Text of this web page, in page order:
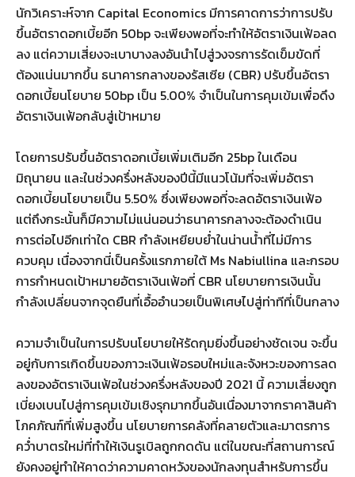
นักวิเคราะห์จาก Capital Economics มีการคาดการว่าการปรับ
ขึ้นอัตราดอกเบี้ยอีก 50bp จะเพียงพอที่จะทำให้อัตราเงินเฟ้อลด
ลง แต่ความเสี่ยงจะเบาบางลงอันนำไปสู่วงจรการรัดเข็มขัดที่
ต้องแน่นมากขึ้น ธนาคารกลางของรัสเซีย (CBR) ปรับขึ้นอัตรา
ดอกเบี้ยนโยบาย 50bp เป็น 5.00% จำเป็นในการคุมเข้มเพื่อดึง
อัตราเงินเฟ้อกลับสู่เป้าหมาย
โดยการปรับขึ้นอัตราดอกเบี้ยเพิ่มเติมอีก 25bp ในเดือน
มิถุนายน และในช่วงครึ่งหลังของปีนี้มีแนวโน้มที่จะเพิ่มอัตรา
ดอกเบี้ยนโยบายเป็น 5.50% ซึ่งเพียงพอที่จะลดอัตราเงินเฟ้อ
แต่ถึงกระนั้นก็มีความไม่แน่นอนว่าธนาคารกลางจะต้องดำเนิน
การต่อไปอีกเท่าใด CBR กำลังเหยียบย่ำในน่านน้ำที่ไม่มีการ
ควบคุม เนื่องจากนี่เป็นครั้งแรกภายใต้ Ms Nabiullina และกรอบ
การกำหนดเป้าหมายอัตราเงินเฟ้อที่ CBR นโยบายการเงินนั้น
กำลังเปลี่ยนจากจุดยืนที่เอื้ออำนวยเป็นพิเศษไปสู่ท่าทีที่เป็นกลาง
ความจำเป็นในการปรับนโยบายให้รัดกุมยิ่งขึ้นอย่างชัดเจน จะขึ้น
อยู่กับการเกิดขึ้นของภาวะเงินเฟ้อรอบใหม่และจังหวะของการลด
ลงของอัตราเงินเฟ้อในช่วงครึ่งหลังของปี 2021 นี้ ความเสี่ยงถูก
เบี่ยงเบนไปสู่การคุมเข้มเชิงรุกมากขึ้นอันเนื่องมาจากราคาสินค้า
โภคภัณฑ์ที่เพิ่มสูงขึ้น นโยบายการคลังที่คลายตัวและมาตรการ
คว่ำบาตรใหม่ที่ทำให้เงินรูเบิลถูกกดดัน แต่ในขณะที่สถานการณ์
ยังคงอยู่ทำให้คาดว่าความคาดหวังของนักลงทุนสำหรับการขึ้น